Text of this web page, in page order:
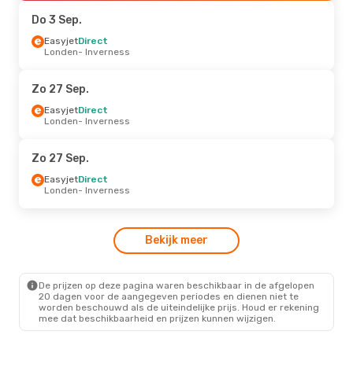
Inverness- Amsterdam
Do 27 Aug.- Do 3 Sep.
British Airways
Inverness
British Airways
Brussel- Inverness
British Airways
Inverness- Brussel
- Wo 7 Okt.
1 Stop
- Inverness
Do 3 Sep.
EasyjetDirect
Londen- Inverness
Zo 27 Sep.
EasyjetDirect
Londen- Inverness
Zo 27 Sep.
EasyjetDirect
Londen- Inverness
Bekijk meer
De prijzen op deze pagina waren beschikbaar in de afgelopen
20 dagen voor de aangegeven periodes en dienen niet te
worden beschouwd als de uiteindelijke prijs. Houd er rekening
mee dat beschikbaarheid en prijzen kunnen wijzigen.